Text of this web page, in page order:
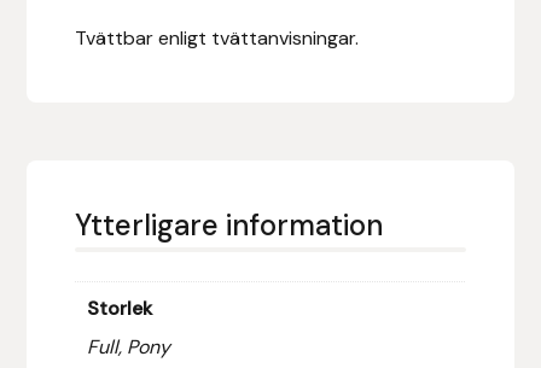
Tvättbar enligt tvättanvisningar.
Ytterligare information
Storlek
Full, Pony
Fákur Rideudstyr